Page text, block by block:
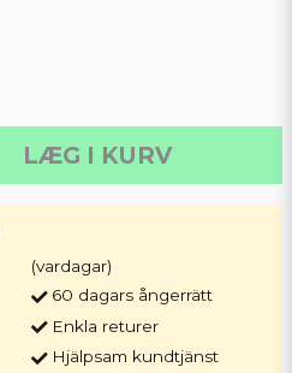
LÆG I KURV
(vardagar)
60 dagars ångerrätt
Enkla returer
Hjälpsam kundtjänst